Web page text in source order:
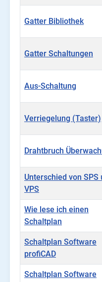
Gatter Bibliothek
Gatter Schaltungen
Aus-Schaltung
Verriegelung (Taster)
Drahtbruch
Unterschied von SPS
VPS
Wie lese ich einen
Schaltplan
Schaltplan Software
profiCAD
Schaltplan Software